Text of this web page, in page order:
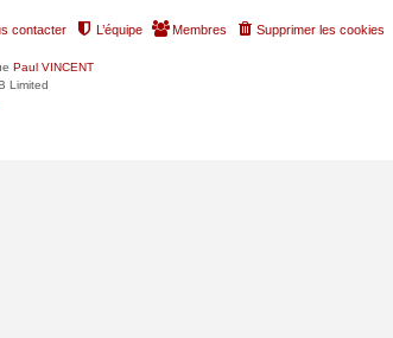
Supprimer les cookies
Membres
L’équipe
contacter
Paul VINCENT
Limited